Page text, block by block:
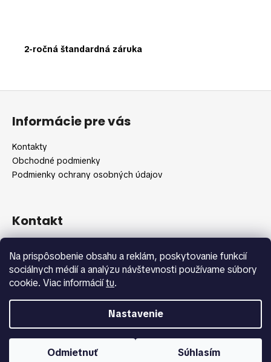
Na prispôsobenie obsahu a reklám, poskytovanie funkcií
sociálnych médií a analýzu návštevnosti používame súbory
cookie. Viac informáciítu.
Nastavenie
Odmietnuť Súhlasím
2-ročná štandardná záruka
Z
Informácie pre vás
Kontakty
Obchodné podmienky
Podmienky ochrany osobných údajov
Kontakt
+420 775 371 692
Copyright 2026Shopbeauty.sk. Všetky práva vyhradené.
Upraviť nastavenie cookies